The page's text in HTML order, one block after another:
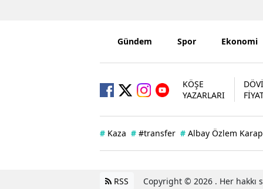
Gündem Spor Ekonomi
KÖŞE
YAZARLARI
# Kaza # #transfer # Albay Özlem
RSS Copyright © 2026 . Her hakkı